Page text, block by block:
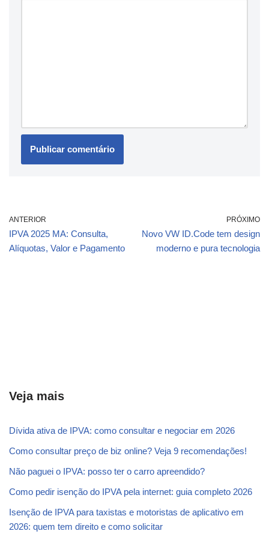
ANTERIOR
IPVA 2025 MA: Consulta,
Alíquotas, Valor e Pagamento
PRÓXIMO
Novo VW ID.Code tem design
moderno e pura tecnologia
Veja mais
Dívida ativa de IPVA: como consultar e negociar em 2026
Como consultar preço de biz online? Veja 9 recomendações!
Não paguei o IPVA: posso ter o carro apreendido?
Como pedir isenção do IPVA pela internet: guia completo 2026
Isenção de IPVA para taxistas e motoristas de aplicativo em
2026: quem tem direito e como solicitar